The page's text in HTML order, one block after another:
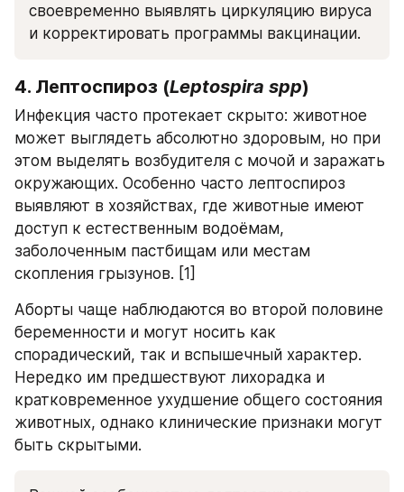
своевременно выявлять циркуляцию вируса
и корректировать программы вакцинации.
4. Лептоспироз (Leptospira spp)
Инфекция часто протекает скрыто: животное
может выглядеть абсолютно здоровым, но при
этом выделять возбудителя с мочой и заражать
окружающих. Особенно часто лептоспироз
выявляют в хозяйствах, где животные имеют
доступ к естественным водоёмам,
заболоченным пастбищам или местам
скопления грызунов. [1]
Аборты чаще наблюдаются во второй половине
беременности и могут носить как
спорадический, так и вспышечный характер.
Нередко им предшествуют лихорадка и
кратковременное ухудшение общего состояния
животных, однако клинические признаки могут
быть скрытыми.